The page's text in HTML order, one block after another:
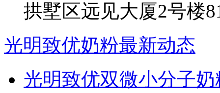
拱墅区远见大厦2号楼
光明致优奶粉最新动态
光明致优双微小分子